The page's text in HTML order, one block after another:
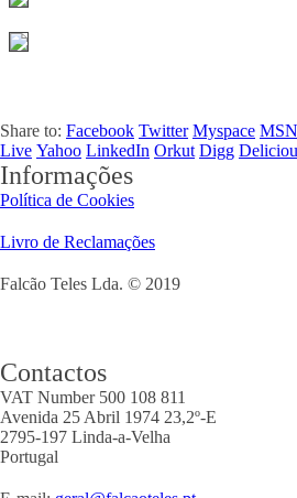
Share to: Facebook Twitter Myspace MSN
Live Yahoo LinkedIn Orkut Digg
Informações
Política de Cookies
Livro de Reclamações
Falcão Teles Lda. © 2019
Contactos
VAT Number 500 108 811
Avenida 25 Abril 1974 23,2º-E
2795-197 Linda-a-Velha
Portugal